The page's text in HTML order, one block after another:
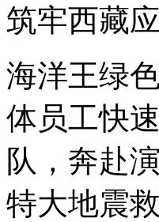
筑牢西藏
海洋王绿
体员工快
队，奔赴
特大地震